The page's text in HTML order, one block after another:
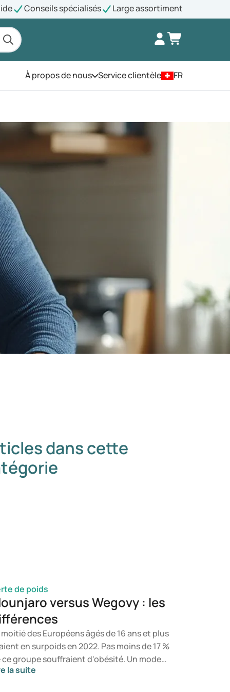
Conseils spécialisés Large assortiment
À propos de nousOuvrez le menu
Service clientèle FR
dans cette
de poids
versus Wegovy : les
moitié des Européens âgés de 16 ans et plus
en surpoids en 2022. Pas moins de 17 %
ce groupe souffraient d'obésité. Un mode
vie sain et une alimentation équilibrée
la suite